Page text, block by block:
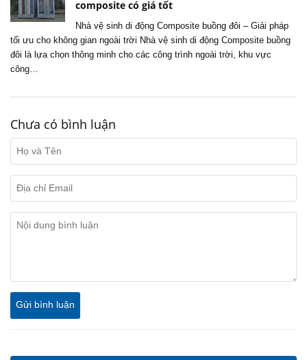
composite có giá tốt
Nhà vệ sinh di động Composite buồng đôi – Giải pháp
tối ưu cho không gian ngoài trời Nhà vệ sinh di động Composite buồng
đôi là lựa chọn thông minh cho các công trình ngoài trời, khu vực
công…
Chưa có bình luận